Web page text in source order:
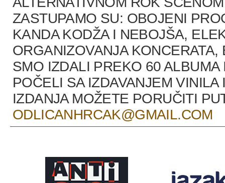
ZASTUPAMO SU: OBOJENI
KANDA KODŽA I NEBOJŠA,
ORGANIZOVANJA
SMO IZDALI PREKO 60
POČELI SA IZDAVANJEM
IZDANJA MOŽETE PORUČITI
ODLICANHRCAK@GMAIL.COM